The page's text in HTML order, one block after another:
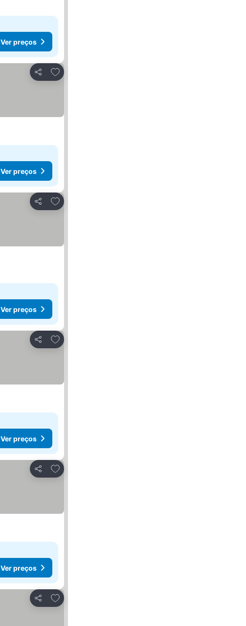
Ver preços
Partilhar
Adicionar aos favoritos
Ver preços
Partilhar
Adicionar aos favoritos
Ver preços
Partilhar
Adicionar aos favoritos
Ver preços
Partilhar
Adicionar aos favoritos
Ver preços
Partilhar
Adicionar aos favoritos